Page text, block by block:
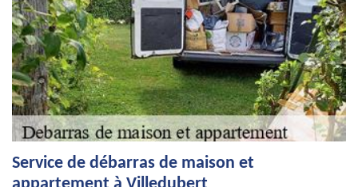
Service de débarras de maison et